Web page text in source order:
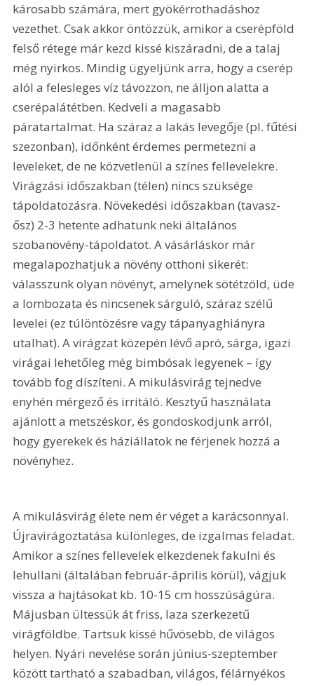
károsabb számára, mert gyökérrothadáshoz
vezethet. Csak akkor öntözzük, amikor a cserépföld
felső rétege már kezd kissé kiszáradni, de a talaj
még nyirkos. Mindig ügyeljünk arra, hogy a cserép
alól a felesleges víz távozzon, ne álljon alatta a
cserépalátétben. Kedveli a magasabb
páratartalmat. Ha száraz a lakás levegője (pl. fűtési
szezonban), időnként érdemes permetezni a
leveleket, de ne közvetlenül a színes fellevelekre.
Virágzási időszakban (télen) nincs szüksége
tápoldatozásra. Növekedési időszakban (tavasz-
ősz) 2-3 hetente adhatunk neki általános
szobanövény-tápoldatot. A vásárláskor már
megalapozhatjuk a növény otthoni sikerét:
válasszunk olyan növényt, amelynek sötétzöld, üde
a lombozata és nincsenek sárguló, száraz szélű
levelei (ez túlöntözésre vagy tápanyaghiányra
utalhat). A virágzat közepén lévő apró, sárga, igazi
virágai lehetőleg még bimbósak legyenek – így
tovább fog díszíteni. A mikulásvirág tejnedve
enyhén mérgező és irritáló. Kesztyű használata
ajánlott a metszéskor, és gondoskodjunk arról,
hogy gyerekek és háziállatok ne férjenek hozzá a
növényhez.
A mikulásvirág élete nem ér véget a karácsonnyal.
Újravirágoztatása különleges, de izgalmas feladat.
Amikor a színes fellevelek elkezdenek fakulni és
lehullani (általában február-április körül), vágjuk
vissza a hajtásokat kb. 10-15 cm hosszúságúra.
Májusban ültessük át friss, laza szerkezetű
virágföldbe. Tartsuk kissé hűvösebb, de világos
helyen. Nyári nevelése során június-szeptember
között tartható a szabadban, világos, félárnyékos